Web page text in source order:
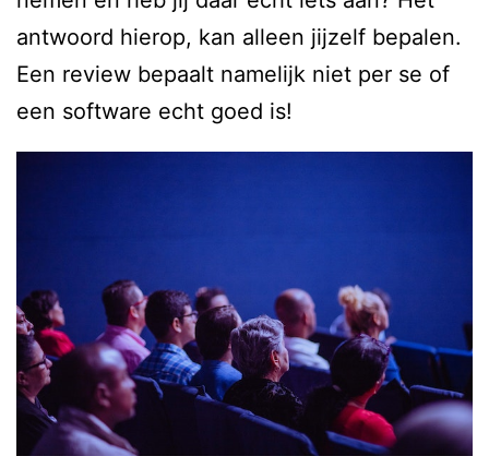
antwoord hierop, kan alleen jijzelf bepalen.
Een review bepaalt namelijk niet per se of
een software echt goed is!